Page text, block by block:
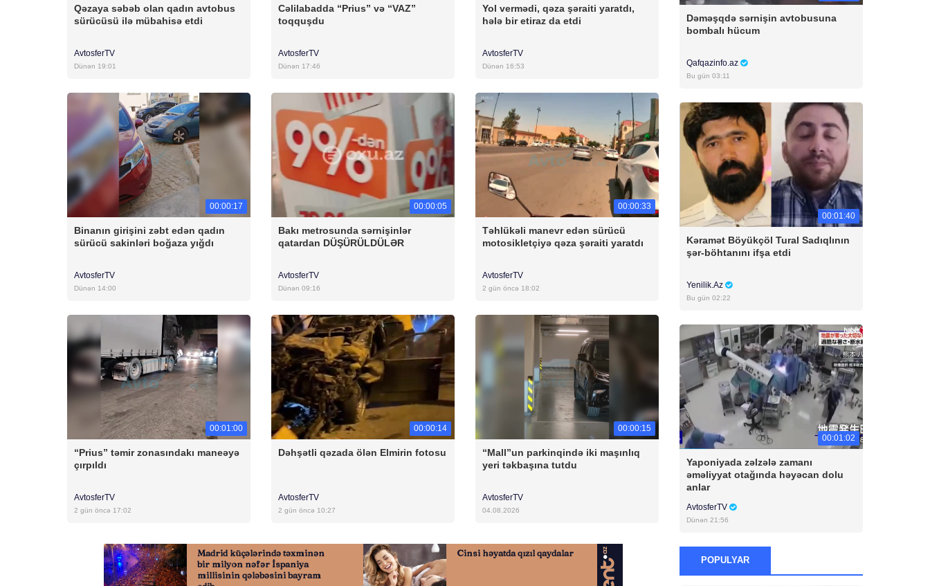
Qəzaya səbəb olan qadın avtobus
sürücüsü ilə mübahisə etdi
AvtosferTV
Dünən 19:01
Cəlilabadda “Prius” və “VAZ”
toqquşdu
AvtosferTV
Dünən 17:46
Yol vermədi, qəza şəraiti yaratdı,
hələ bir etiraz da etdi
AvtosferTV
Dünən 16:53
00:00:17
Binanın girişini zəbt edən qadın
sürücü sakinləri boğaza yığdı
AvtosferTV
Dünən 14:00
00:00:05
Bakı metrosunda sərnişinlər
qatardan DÜŞÜRÜLDÜLƏR
AvtosferTV
Dünən 09:16
00:00:33
Təhlükəli manevr edən sürücü
motosikletçiyə qəza şəraiti yaratdı
AvtosferTV
2 gün öncə 18:02
00:01:00
“Prius” təmir zonasındakı maneəyə
çırpıldı
AvtosferTV
2 gün öncə 17:02
00:00:14
Dəhşətli qəzada ölən Elmirin fotosu
AvtosferTV
2 gün öncə 10:27
00:00:15
“Mall”un parkinqində iki maşınlıq
yeri təkbaşına tutdu
AvtosferTV
04.08.2026
Dəməşqdə sərnişin avtobusuna
bombalı hücum
Qafqazinfo.az
Bu gün 03:11
00:01:40
Kəramət Böyükçöl Tural Sadıqlının
şər-böhtanını ifşa etdi
Yenilik.Az
Bu gün 02:22
00:01:02
Yaponiyada zəlzələ zamanı
əməliyyat otağında həyəcan dolu
anlar
AvtosferTV
Dünən 21:56
POPULYAR